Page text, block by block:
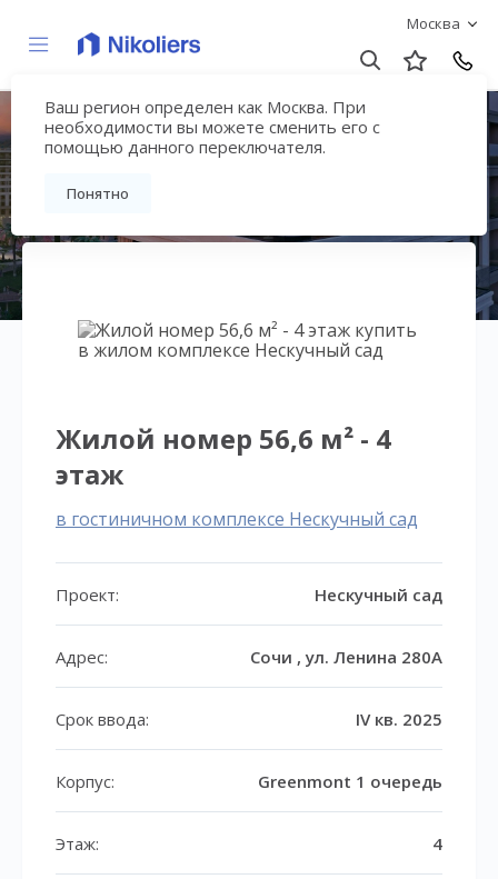
Москва
Ваш регион определен как Москва. При
необходимости вы можете сменить его с
помощью данного переключателя.
Понятно
Нескучный сад
Вернуться на страницу гостиничного
Жилой номер 56,6 м² - 4
этаж
в гостиничном комплексе Нескучный сад
Проект: Нескучный сад
Адрес: Сочи , ул. Ленина 280А
Срок ввода: IV кв. 2025
Корпус: Greenmont 1 очередь
Этаж: 4